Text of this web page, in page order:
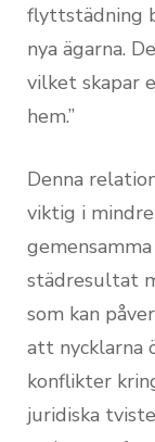
flyttstädning
nya ägarna.
vilket skapar
hem.”
Denna
viktig i
städresultat
som kan
att nycklarna
konflikter
juridiska